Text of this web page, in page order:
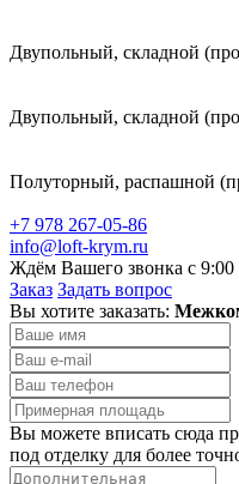
Двупольный, складной
Двупольный, складной
Полуторный, распашной
+7 978 267-05-86
info@loft-krym.ru
Ждём Вашего звонка с
Заказ Задать вопрос
Вы хотите заказать:
Вы можете вписать сюда
под отделку для более